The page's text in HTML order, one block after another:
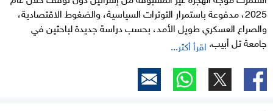
2025، مدفوعة باستمرار التوترات السياسية، والضغوط الاقتصادية،
والصراع العسكري طويل الأمد، بحسب دراسة جديدة لباحثين في
جامعة تل أبيب. اقرأ أكثر...